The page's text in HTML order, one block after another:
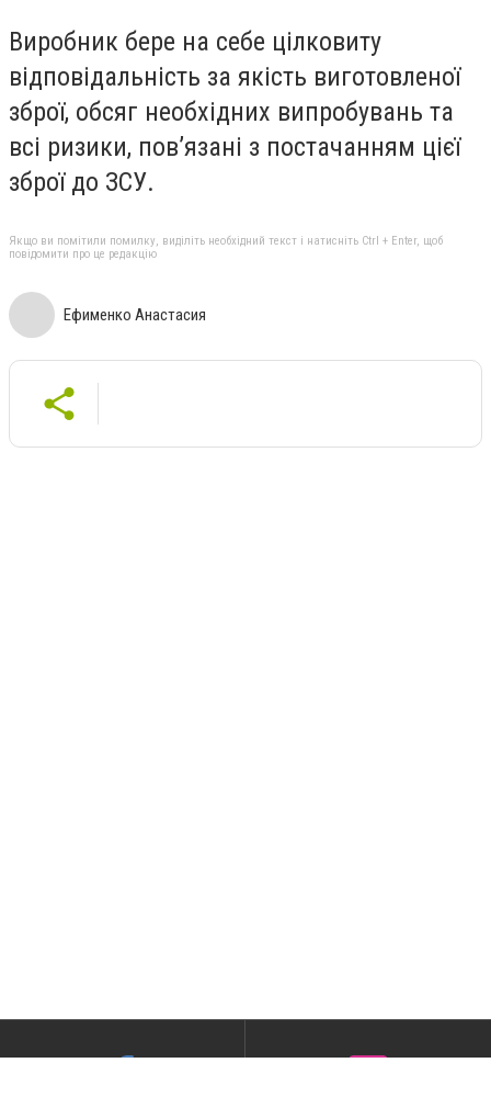
Виробник бере на себе цілковиту
відповідальність за якість виготовленої
зброї, обсяг необхідних випробувань та
всі ризики, пов’язані з постачанням цієї
зброї до ЗСУ.
Якщо ви помітили помилку, виділіть необхідний текст і натисніть Ctrl + Enter, щоб
повідомити про це редакцію
Ефименко Анастасия